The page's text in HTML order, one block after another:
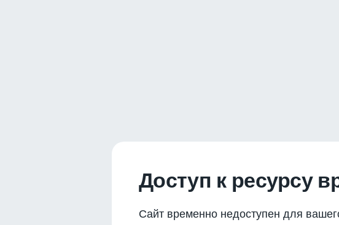
Доступ к ресурсу
Сайт временно недоступен для